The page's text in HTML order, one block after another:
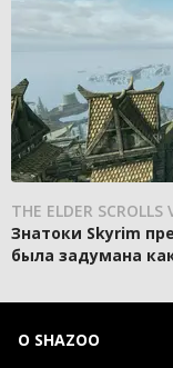
THE ELDER SCROLLS
Знатоки Skyrim
была задумана
О SHAZOO